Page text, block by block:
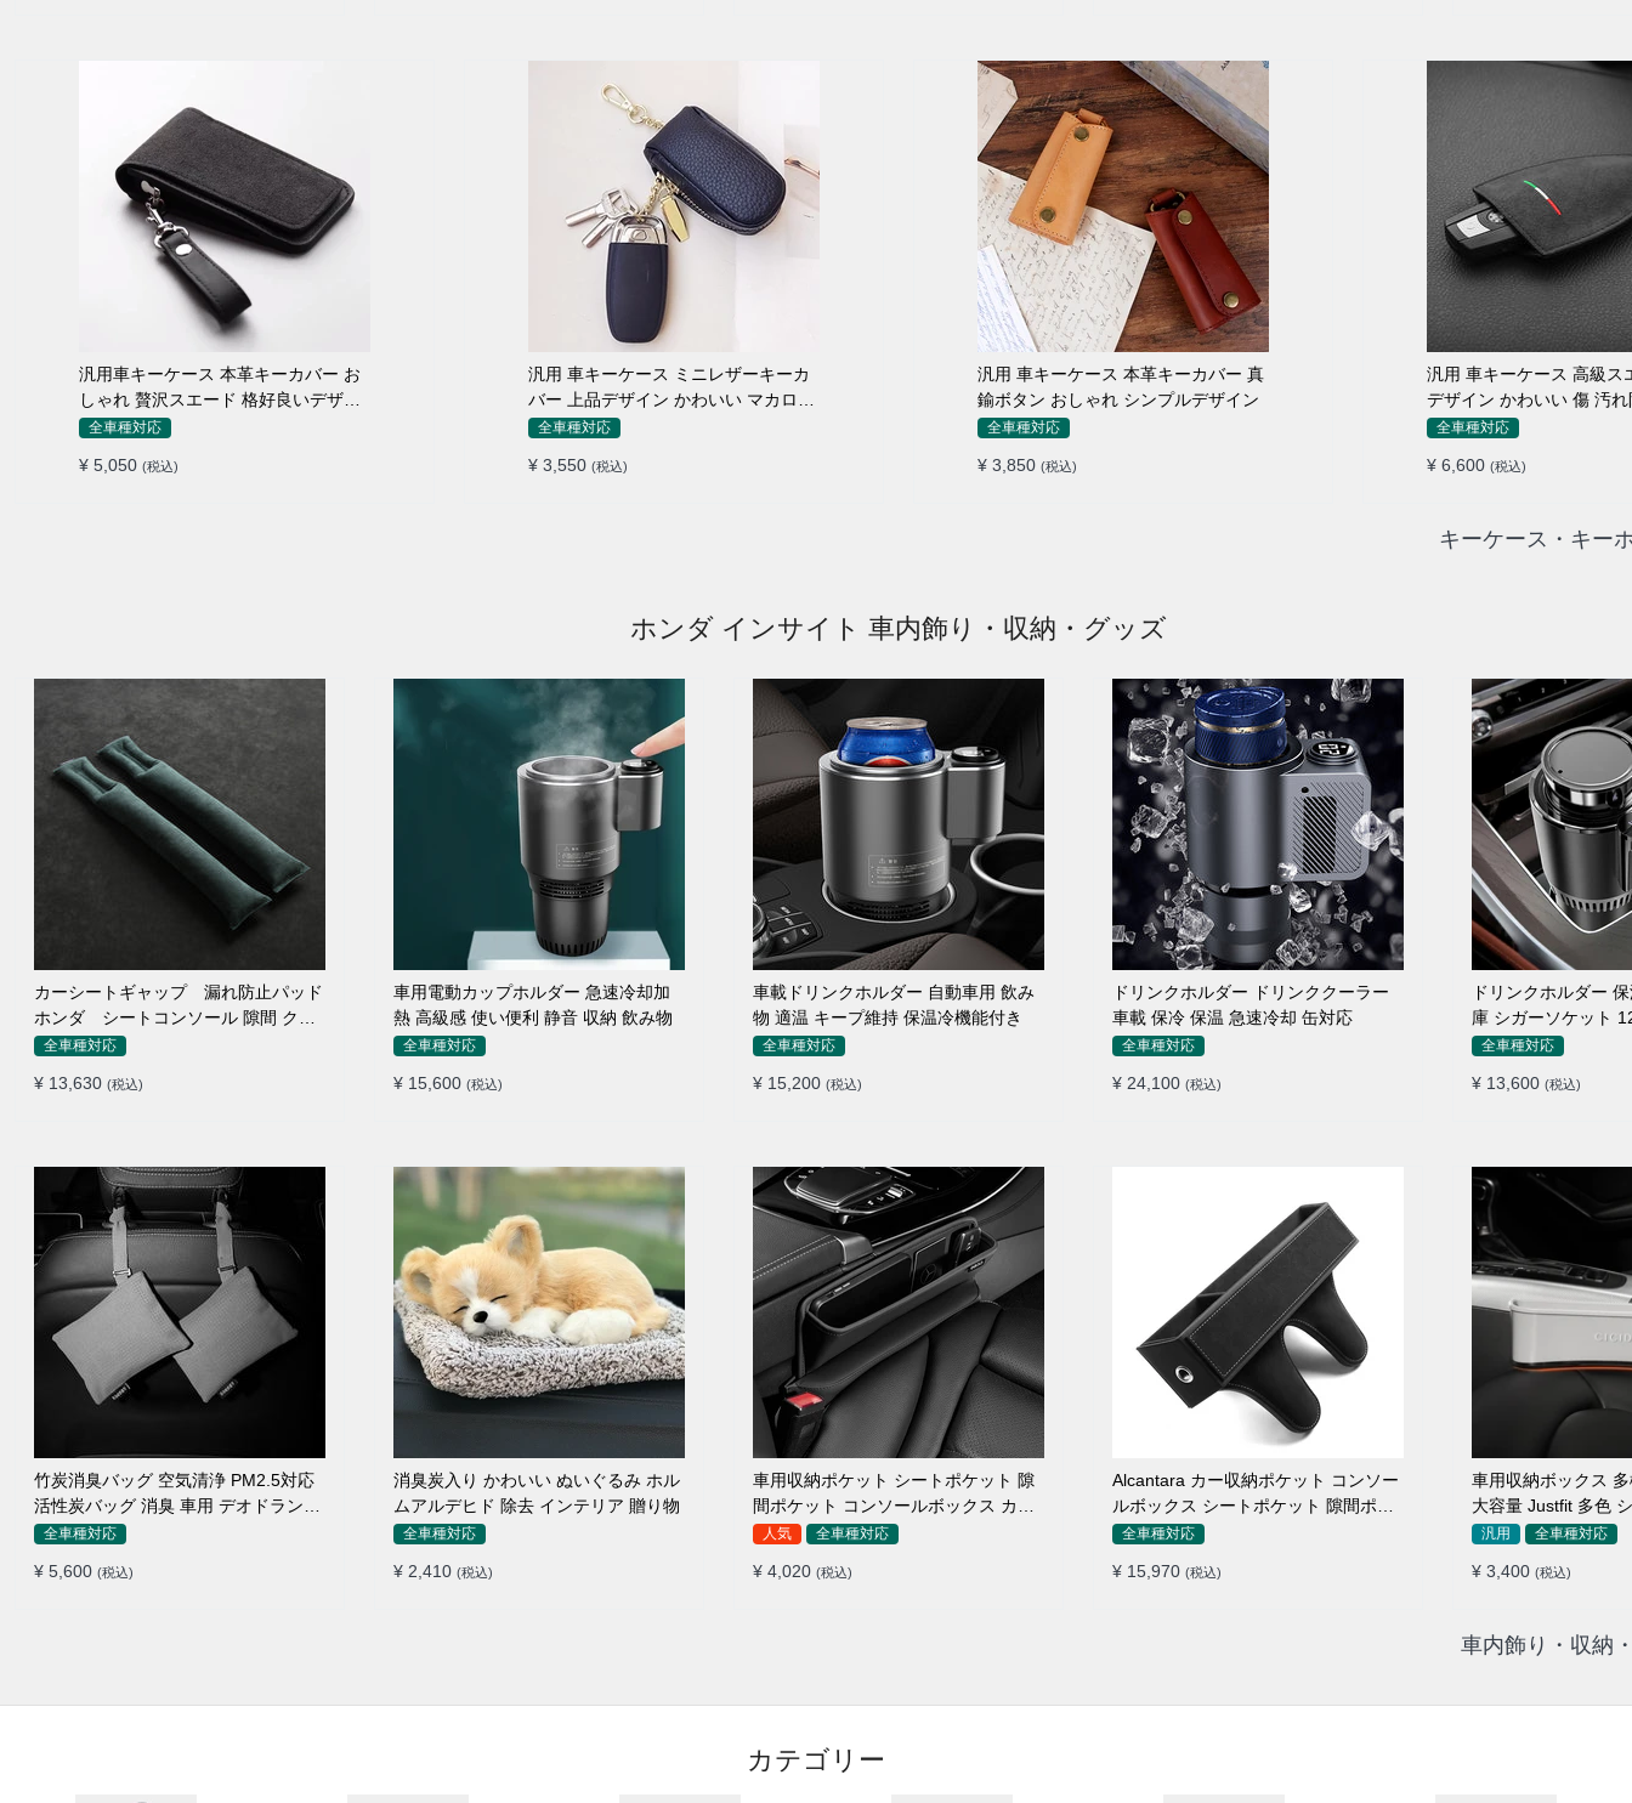
汎用車キーケース 本革キーカバー お
しゃれ 贅沢スエード 格好良いデザイ
ン全車種対応
¥ 5,050 (税込)
汎用 車キーケース ミニレザーキーカ
バー 上品デザイン かわいい マカロン
色全車種対応
¥ 3,550 (税込)
汎用 車キーケース 本革キーカバー 真
鍮ボタン おしゃれ シンプルデザイン
全車種対応
¥ 3,850 (税込)
汎用 車キーケース 高級ス
デザイン かわいい 傷 汚
オシャレ キーホルダー
全車種対応
¥ 6,600 (税込)
キーケース・キー
ホンダ インサイト 車内飾り・収納・グッズ
カーシートギャップ 漏れ防止パッド
ホンダ シートコンソール 隙間 クッ
ション
全車種対応
¥ 13,630 (税込)
車用電動カップホルダー 急速冷却加
熱 高級感 使い便利 静音 収納 飲み物
全車種対応
¥ 15,600 (税込)
車載ドリンクホルダー 自動車用 飲み
物 適温 キープ維持 保温冷機能付き
全車種対応
¥ 15,200 (税込)
ドリンクホルダー ドリンククーラー
車載 保冷 保温 急速冷却 缶対応
全車種対応
¥ 24,100 (税込)
ドリンクホルダー
庫 シガーソケット
全車種対応
¥ 13,600 (税込)
竹炭消臭バッグ 空気清浄 PM2.5対応
活性炭バッグ 消臭 車用 デオドラント
繰り返し使用可
全車種対応
¥ 5,600 (税込)
消臭炭入り かわいい ぬいぐるみ ホル
ムアルデヒド 除去 インテリア 贈り物
全車種対応
¥ 2,410 (税込)
車用収納ポケット シートポケット 隙
間ポケット コンソールボックス カー
用品
人気 全車種対応
¥ 4,020 (税込)
Alcantara カー収納ポケット コンソー
ルボックス シートポケット 隙間ポケ
ットセット
全車種対応
¥ 15,970 (税込)
車用収納ボックス
大容量 Justfit 多色
ャップ 隙間収納
汎用 全車種対応
¥ 3,400 (税込)
車内飾り・収納
カテゴリー